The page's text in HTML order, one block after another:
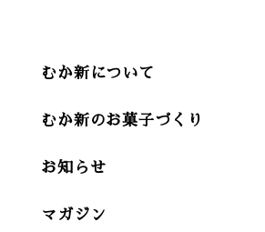
むか新について
むか新のお菓子づくり
お知らせ
マガジン